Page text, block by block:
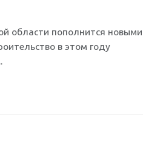
области пополнится новыми
в этом году